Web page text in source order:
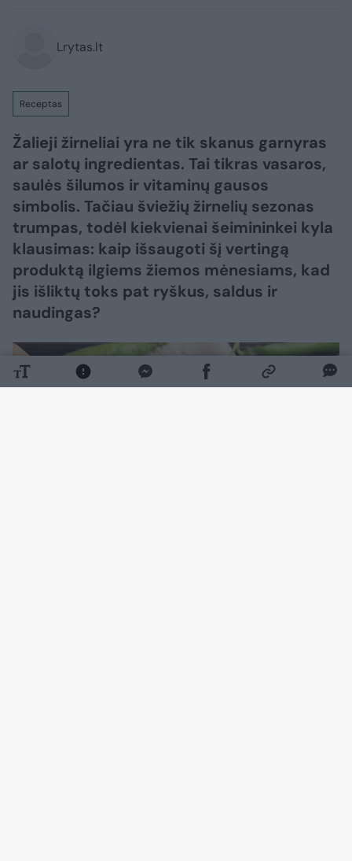
Lrytas.lt
Receptas
Žalieji žirneliai yra ne tik skanus garnyras
ar salotų ingredientas. Tai tikras vasaros,
saulės šilumos ir vitaminų gausos
simbolis. Tačiau šviežių žirnelių sezonas
trumpas, todėl kiekvienai šeimininkei kyla
klausimas: kaip išsaugoti šį vertingą
produktą ilgiems žiemos mėnesiams, kad
jis išliktų toks pat ryškus, saldus ir
naudingas?